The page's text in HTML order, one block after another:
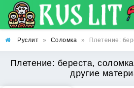
Руслит » Соломка » Плетение: береста,
Плетение: береста,
другие